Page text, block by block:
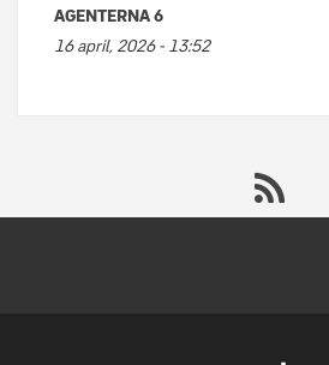
AGENTERNA 6
16 april, 2026 - 13:52